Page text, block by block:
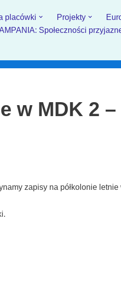
placówki Projekty
Społeczności
w MDK 2
zapisy na półkolonie letnie